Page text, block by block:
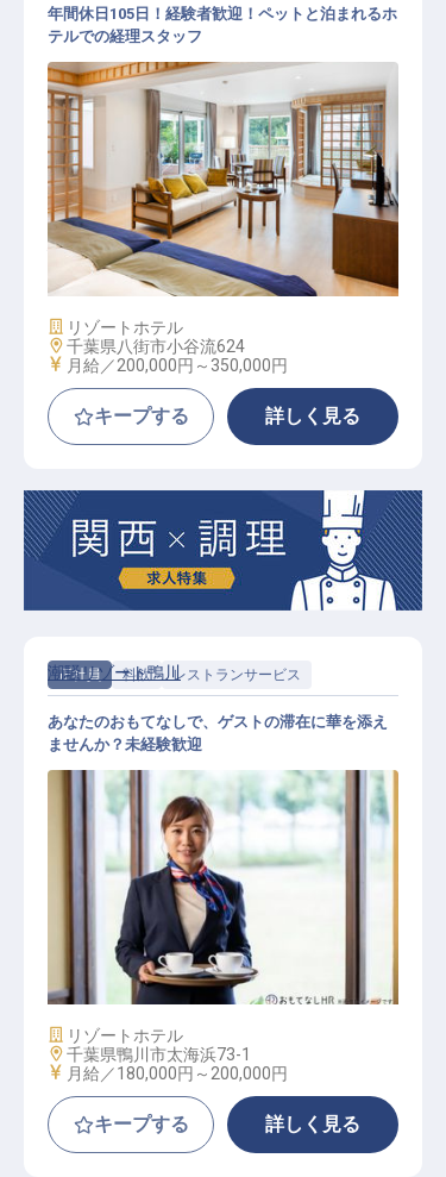
総務・経理・人事 / 正社員
年間休日105日！経験者歓迎！ペットと泊まれるホ
テルでの経理スタッフ
施設業態
リゾートホテル
勤務地
千葉県八街市小谷流624
給与
月給／200,000円～ 350,000円
キープする 詳しく見る
正社員 料飲 レストランサービス
レストラン業務
潮騒リゾート鴨川
あなたのおもてなしで、ゲストの滞在に華を添え
ませんか？未経験歓迎
施設業態
リゾートホテル
勤務地
千葉県鴨川市太海浜73-1
給与
月給／180,000円～ 200,000円
キープする 詳しく見る